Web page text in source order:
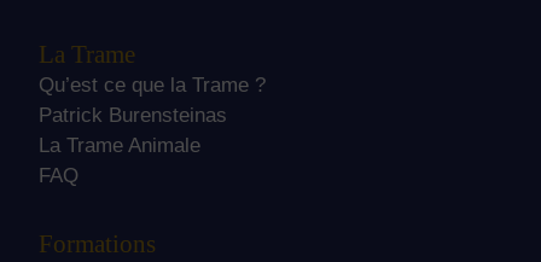
La Trame
Qu’est ce que la Trame ?
Patrick Burensteinas
La Trame Animale
FAQ
Formations